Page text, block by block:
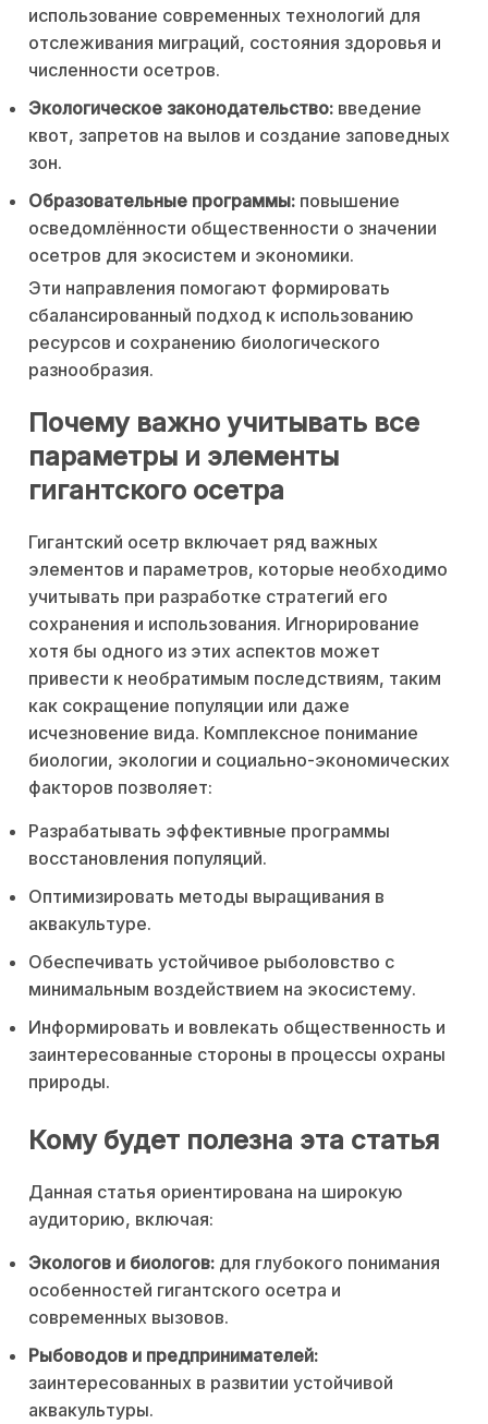
использование современных технологий для
отслеживания миграций, состояния здоровья и
численности осетров.
Экологическое законодательство: введение
квот, запретов на вылов и создание заповедных
зон.
Образовательные программы: повышение
осведомлённости общественности о значении
осетров для экосистем и экономики.
Эти направления помогают формировать
сбалансированный подход к использованию
ресурсов и сохранению биологического
разнообразия.
Почему важно учитывать все
параметры и элементы
гигантского осетра
Гигантский осетр включает ряд важных
элементов и параметров, которые необходимо
учитывать при разработке стратегий его
сохранения и использования. Игнорирование
хотя бы одного из этих аспектов может
привести к необратимым последствиям, таким
как сокращение популяции или даже
исчезновение вида. Комплексное понимание
биологии, экологии и социально-экономических
факторов позволяет:
Разрабатывать эффективные программы
восстановления популяций.
Оптимизировать методы выращивания в
аквакультуре.
Обеспечивать устойчивое рыболовство с
минимальным воздействием на экосистему.
Информировать и вовлекать общественность и
заинтересованные стороны в процессы охраны
природы.
Кому будет полезна эта статья
Данная статья ориентирована на широкую
аудиторию, включая:
Экологов и биологов: для глубокого понимания
особенностей гигантского осетра и
современных вызовов.
Рыбоводов и предпринимателей:
заинтересованных в развитии устойчивой
аквакультуры.